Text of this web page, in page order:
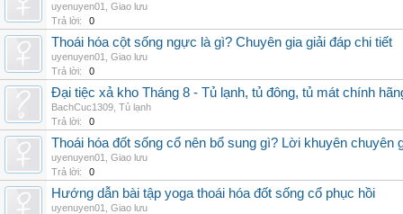
uyenuyen01
Giao lưu
Trả lời:
0
Thoái hóa cột sống ngực là gì? Chuyên gia giải đáp chi tiết
uyenuyen01
Giao lưu
Trả lời:
0
Đại tiệc xả kho Tháng 8 - Tủ lạnh, tủ đông, tủ mát chính
BachCuc1309 Tủ lạnh
Trả lời:
0
Thoái hóa đốt sống cổ nên bổ sung gì? Lời khuyên chuyên
uyenuyen01
Giao lưu
Trả lời:
0
Hướng dẫn bài tập yoga thoái hóa đốt sống cổ phục hồi
uyenuyen01
Giao lưu